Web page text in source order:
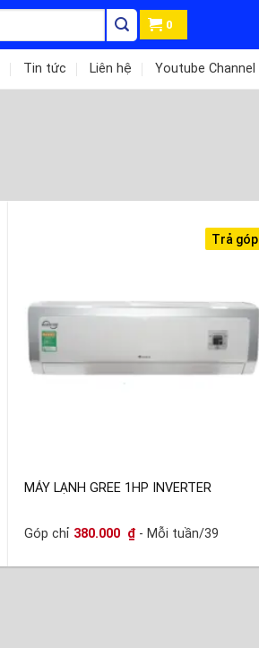
0
Tin tức Liên hệ Youtube Channel
Trả góp
MÁY LẠNH GREE 1HP INVERTER
Góp chỉ 380.000 ₫ - Mỗi tuần/39